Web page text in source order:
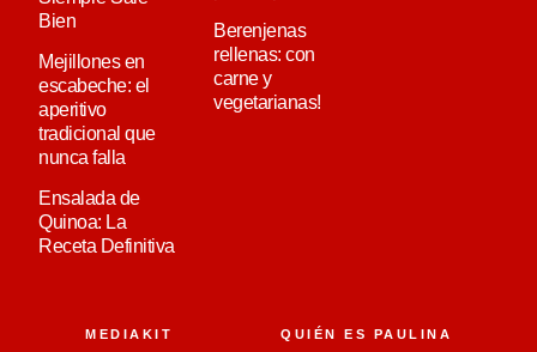
Bien
Mejillones en
escabeche: el
aperitivo
tradicional que
nunca falla
Ensalada de
Quinoa: La
Receta Definitiva
Berenjenas
rellenas: con
carne y
vegetarianas!
MEDIAKIT QUIÉN ES PAULINA